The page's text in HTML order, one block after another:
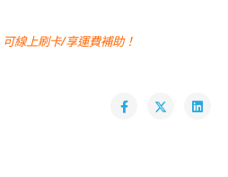
可線上刷卡/享運費補助！